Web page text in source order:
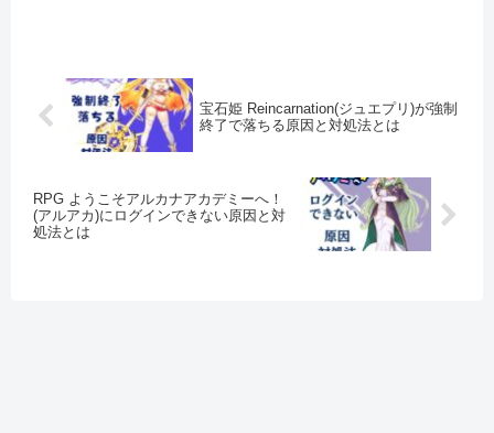
宝石姫 Reincarnation(ジュエプリ)が強制
終了で落ちる原因と対処法とは
RPG ようこそアルカナアカデミーへ！
(アルアカ)にログインできない原因と対
処法とは